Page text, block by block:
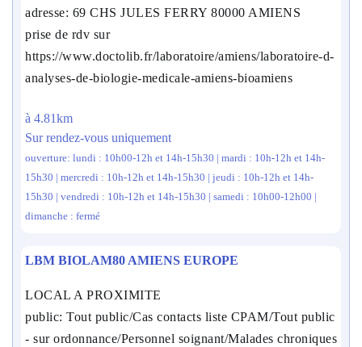
adresse: 69 CHS JULES FERRY 80000 AMIENS
prise de rdv sur
https://www.doctolib.fr/laboratoire/amiens/laboratoire-d-
analyses-de-biologie-medicale-amiens-bioamiens
à 4.81km
Sur rendez-vous uniquement
ouverture: lundi : 10h00-12h et 14h-15h30 | mardi : 10h-12h et 14h-
15h30 | mercredi : 10h-12h et 14h-15h30 | jeudi : 10h-12h et 14h-
15h30 | vendredi : 10h-12h et 14h-15h30 | samedi : 10h00-12h00 |
dimanche : fermé
LBM BIOLAM80 AMIENS EUROPE
LOCAL A PROXIMITE
public: Tout public/Cas contacts liste CPAM/Tout public
- sur ordonnance/Personnel soignant/Malades chroniques